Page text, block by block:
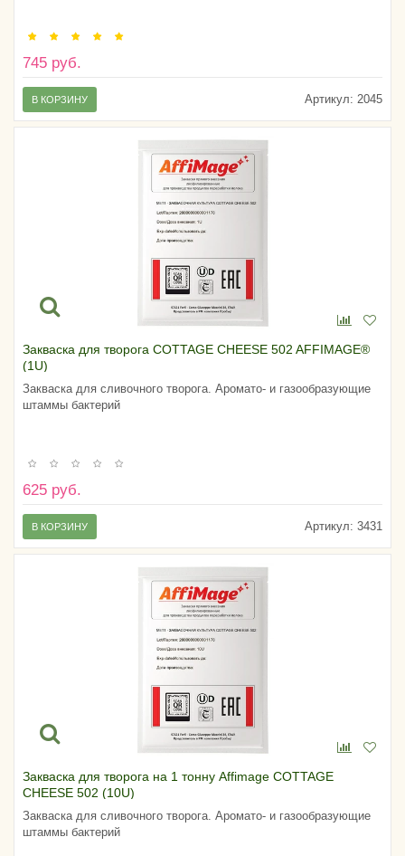
745 руб.
Артикул: 2045
В КОРЗИНУ
Закваска для творога COTTAGE CHEESE 502 AFFIMAGE®
(1U)
Закваска для сливочного творога. Аромато- и газообразующие
штаммы бактерий
625 руб.
Артикул: 3431
В КОРЗИНУ
Закваска для творога на 1 тонну Affimage COTTAGE
CHEESE 502 (10U)
Закваска для сливочного творога. Аромато- и газообразующие
штаммы бактерий